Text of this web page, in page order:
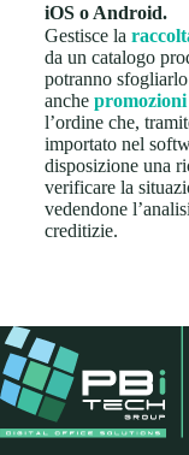
iOS o Android.
Gestisce la
da un catalogo
potranno
anche promozioni
l’ordine che,
importato nel
disposizione una
verificare la
vedendone
creditizie.